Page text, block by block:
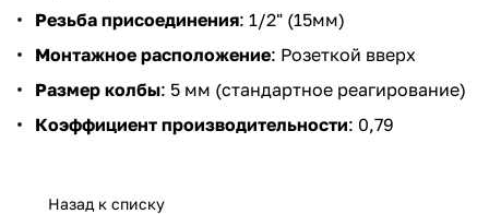
Резьба присоединения: 1/2" (15мм)
Монтажное расположение: Розеткой вверх
Размер колбы: 5 мм (стандартное реагирование)
Коэффициент производительности: 0,79
Назад к списку